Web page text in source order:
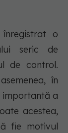
o
seric de
de control.
în
importantă a
acestea,
fie motivul